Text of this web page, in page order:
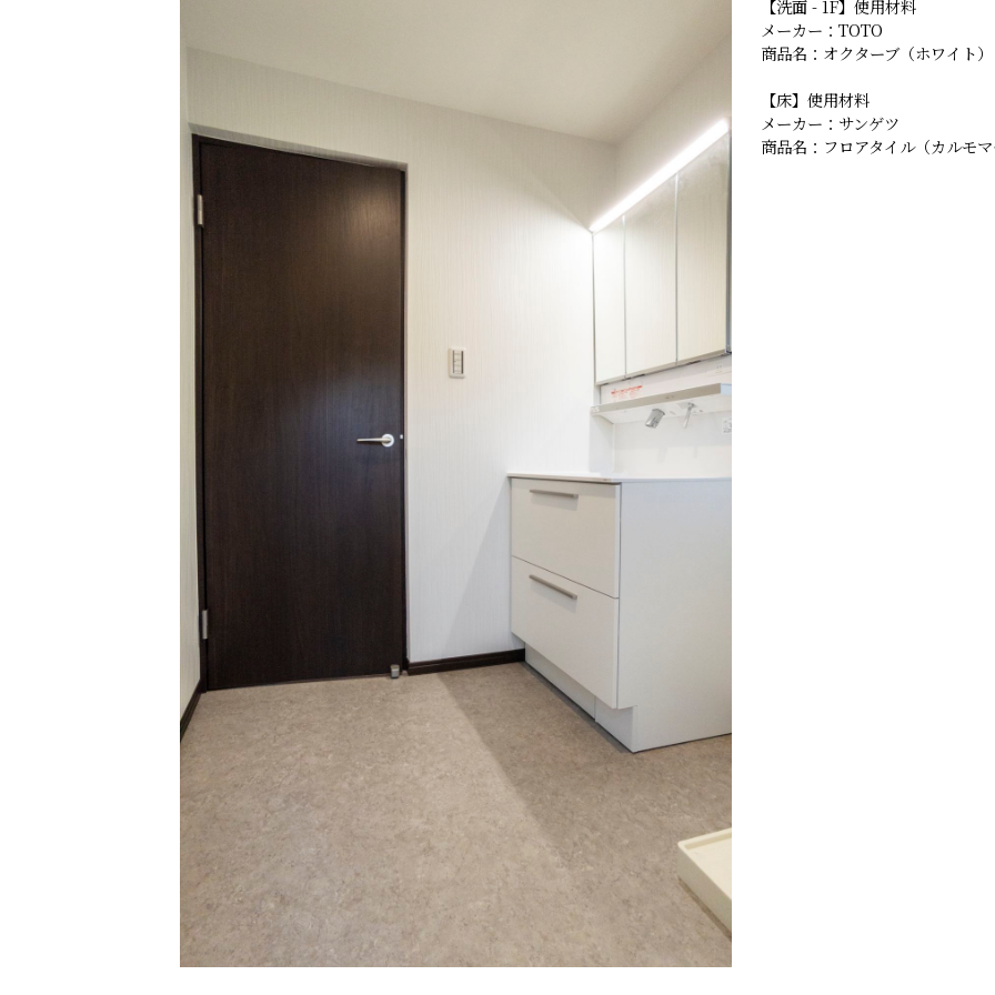
【洗面 - 1F】使用材料
メーカー：TOTO
商品名：オクターブ（ホワイト）
【床】使用材料
メーカー：サンゲツ
商品名：フロアタイル（カルモ